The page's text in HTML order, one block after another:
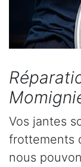
Vos jantes
frottements
nous